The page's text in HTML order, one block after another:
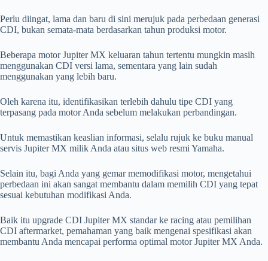
Perlu diingat, lama dan baru di sini merujuk pada perbedaan generasi
CDI, bukan semata-mata berdasarkan tahun produksi motor.
Beberapa motor Jupiter MX keluaran tahun tertentu mungkin masih
menggunakan CDI versi lama, sementara yang lain sudah
menggunakan yang lebih baru.
Oleh karena itu, identifikasikan terlebih dahulu tipe CDI yang
terpasang pada motor Anda sebelum melakukan perbandingan.
Untuk memastikan keaslian informasi, selalu rujuk ke buku manual
servis Jupiter MX milik Anda atau situs web resmi Yamaha.
Selain itu, bagi Anda yang gemar memodifikasi motor, mengetahui
perbedaan ini akan sangat membantu dalam memilih CDI yang tepat
sesuai kebutuhan modifikasi Anda.
Baik itu upgrade CDI Jupiter MX standar ke racing atau pemilihan
CDI aftermarket, pemahaman yang baik mengenai spesifikasi akan
membantu Anda mencapai performa optimal motor Jupiter MX Anda.